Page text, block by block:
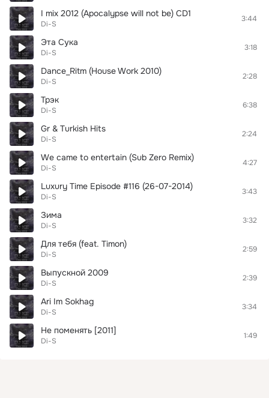
I mix 2012 (Apocalypse will not be) CD1
Di-S
3:44
Эта Сука
Di-S
3:18
Dance_Ritm (House Work 2010)
Di-S
2:28
Трэк
Di-S
6:38
Gr & Turkish Hits
Di-S
2:24
We came to entertain (Sub Zero Remix)
Di-S
4:27
Luxury Time Episode #116 (26-07-2014)
Di-S
3:43
Зима
Di-S
3:32
Для тебя (feat. Timon)
Di-S
2:59
Выпускной 2009
Di-S
2:39
Ari Im Sokhag
Di-S
3:34
Не поменять [2011]
Di-S
1:49